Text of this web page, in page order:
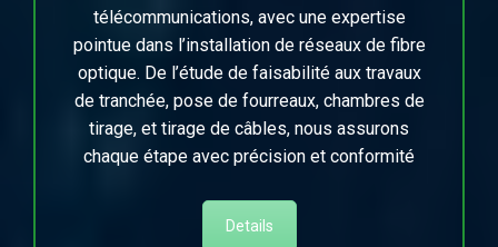
télécommunications, avec une expertise
pointue dans l’installation de réseaux de fibre
optique. De l’étude de faisabilité aux travaux
de tranchée, pose de fourreaux, chambres de
tirage, et tirage de câbles, nous assurons
chaque étape avec précision et conformité
Details